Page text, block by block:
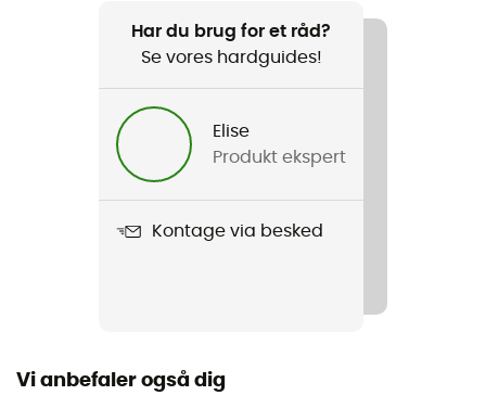
Klatring / Bjergbestigning
Cordelette 7 mm - 10 packs de 4 m
Har du brug for et råd?
Se vores hardguides!
Elise
Produkt ekspert
Kontage via besked
Vi anbefaler også dig